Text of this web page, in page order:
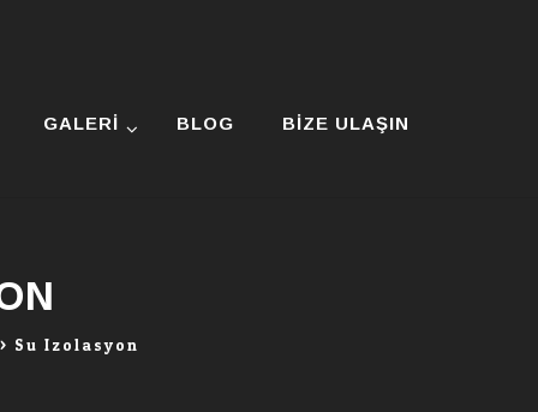
GALERI BLOG BIZE ULAŞIN
> Su Izolasyon